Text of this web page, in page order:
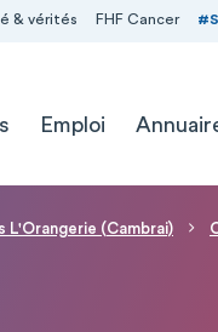
& vérités FHF Cancer
Emploi
L'Orangerie (Cambrai)